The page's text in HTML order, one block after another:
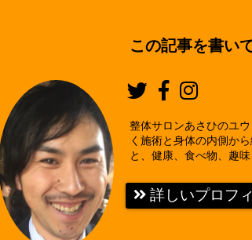
この記事を書い
整体サロンあさひのユ
く施術と身体の内側か
と、健康、食べ物、趣
詳しいプロフ